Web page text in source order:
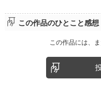
この作品のひとこと感想
この作品には、